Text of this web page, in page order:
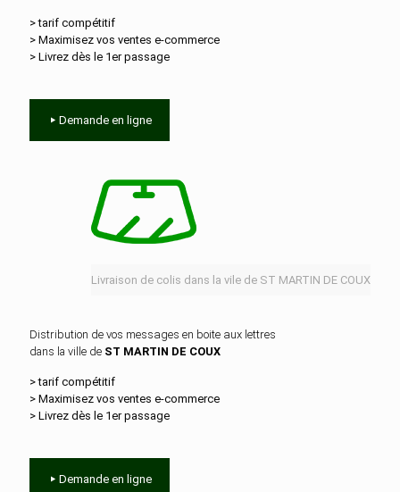
> tarif compétitif
> Maximisez vos ventes e‑commerce
> Livrez dès le 1er passage
Demande en ligne
Livraison de colis dans la vile de ST MARTIN DE COUX
Distribution de vos messages en boite aux lettres
dans la ville de ST MARTIN DE COUX
> tarif compétitif
> Maximisez vos ventes e‑commerce
> Livrez dès le 1er passage
Demande en ligne